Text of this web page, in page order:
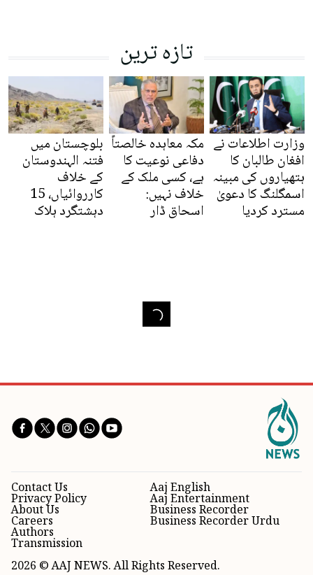
تازہ ترین
وزارت اطلاعات نے
افغان طالبان کا
ہتھیاروں کی مبینہ
اسمگلنگ کا دعویٰ
مسترد کردیا
مکہ معاہدہ خالصتاً
دفاعی نوعیت کا
ہے، کسی ملک کے
خلاف نہیں:
اسحاق ڈار
بلوچستان میں
فتنہ الہندوستان
کے خلاف
کارروائیاں، 15
دہشتگرد ہلاک
Aaj English
Aaj Entertainment
Business Recorder
Business Recorder Urdu
Contact Us
Privacy Policy
About Us
Careers
Authors
Transmission
2026 © AAJ NEWS. All Rights Reserved.